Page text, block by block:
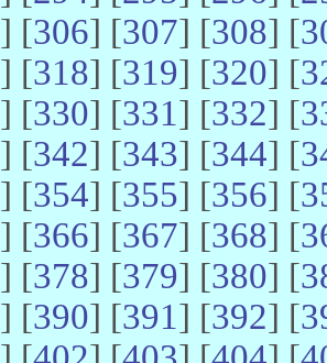
] [306] [307] [308] [
] [318] [319] [320] [
] [330] [331] [332] [
] [342] [343] [344] [
] [354] [355] [356] [
] [366] [367] [368] [
] [378] [379] [380] [
] [390] [391] [392] [